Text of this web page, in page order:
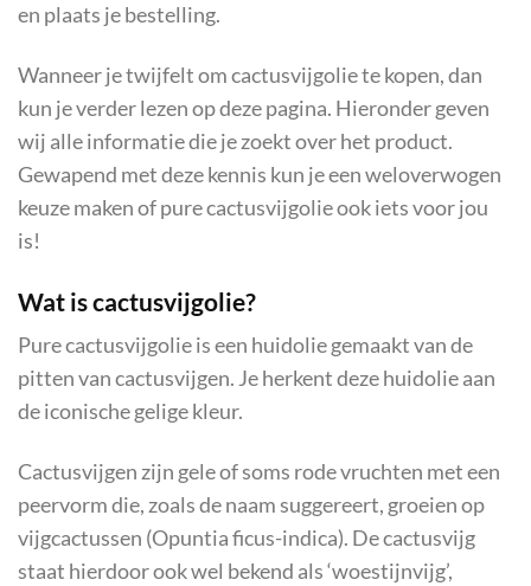
en plaats je bestelling.
Wanneer je twijfelt om cactusvijgolie te kopen, dan
kun je verder lezen op deze pagina. Hieronder geven
wij alle informatie die je zoekt over het product.
Gewapend met deze kennis kun je een weloverwogen
keuze maken of pure cactusvijgolie ook iets voor jou
is!
Wat is cactusvijgolie?
Pure cactusvijgolie is een huidolie gemaakt van de
pitten van cactusvijgen. Je herkent deze huidolie aan
de iconische gelige kleur.
Cactusvijgen zijn gele of soms rode vruchten met een
peervorm die, zoals de naam suggereert, groeien op
vijgcactussen (Opuntia ficus-indica). De cactusvijg
staat hierdoor ook wel bekend als ‘woestijnvijg’,